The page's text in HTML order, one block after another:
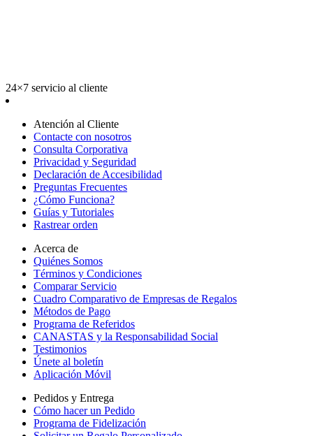
24×7 servicio al cliente
Atención al Cliente
Contacte con nosotros
Consulta Corporativa
Privacidad y Seguridad
Declaración de Accesibilidad
Preguntas Frecuentes
¿Cómo Funciona?
Guías y Tutoriales
Rastrear orden
Acerca de
Quiénes Somos
Términos y Condiciones
Comparar Servicio
Cuadro Comparativo de Empresas de Regalos
Métodos de Pago
Programa de Referidos
CANASTAS y la Responsabilidad Social
Testimonios
Únete al boletín
Aplicación Móvil
Pedidos y Entrega
Cómo hacer un Pedido
Programa de Fidelización